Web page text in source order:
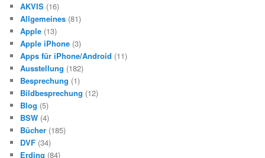
n
AKVIS (16)
Allgemeines (81)
Apple (13)
Apple iPhone (3)
Apps für iPhone/Android (11)
Ausstellung (182)
Besprechung (1)
Bildbesprechung (12)
Blog (5)
BSW (4)
Bücher (185)
DVF (34)
Erding (84)